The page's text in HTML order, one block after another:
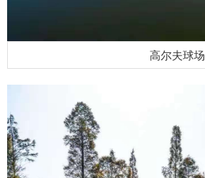
高尔夫球场